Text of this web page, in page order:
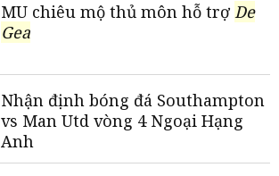
MU chiêu mộ thủ môn hỗ trợ De
Gea
Nhận định bóng đá Southampton
vs Man Utd vòng 4 Ngoại Hạng
Anh